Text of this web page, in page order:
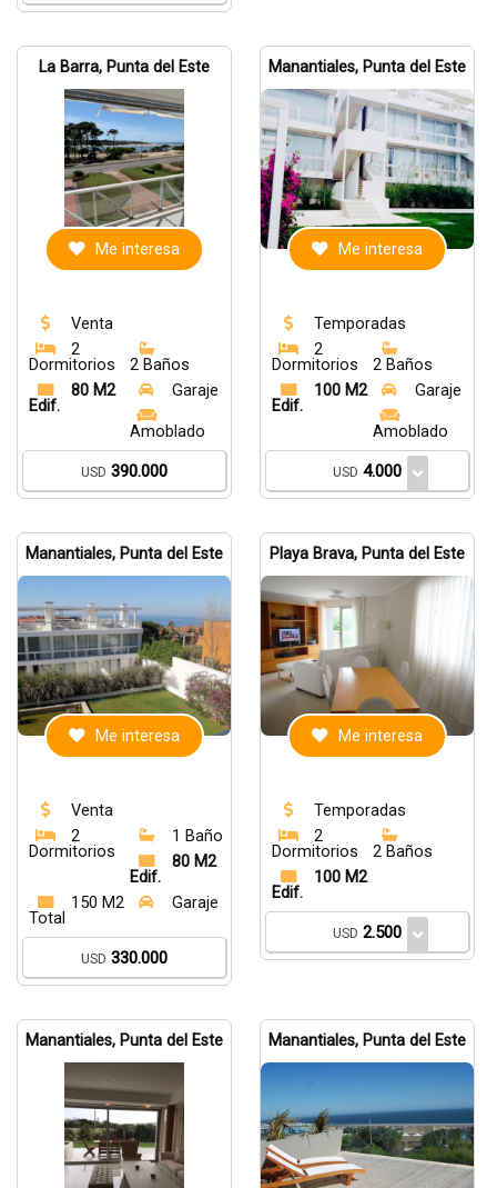
La Barra, Punta del Este
Me interesa
Venta
2
Dormitorios
2 Baños
80 M2
Edif.
Garaje
Amoblado
USD 390.000
Manantiales, Punta del Este
Me interesa
Temporadas
2
Dormitorios
2 Baños
100 M2
Edif.
Garaje
Amoblado
USD 4.000
Manantiales, Punta del Este
Me interesa
Venta
2
Dormitorios
1 Baño
80 M2
Edif.
150 M2
Total
Garaje
USD 330.000
Playa Brava, Punta del Este
Me interesa
Temporadas
2
Dormitorios
2 Baños
100 M2
Edif.
USD 2.500
Manantiales, Punta del Este Manantiales, Punta del Este